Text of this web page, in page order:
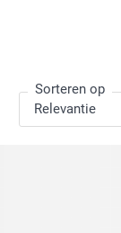
Sorteren op